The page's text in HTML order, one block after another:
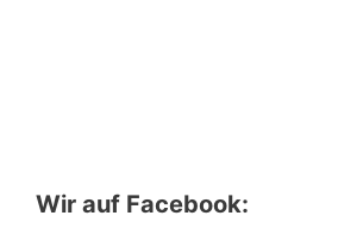
Wir auf Facebook: